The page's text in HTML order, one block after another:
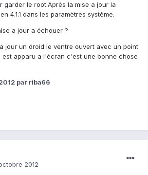
garder le root.Après la mise a jour la
4.1.1 dans les paramètres système.
a jour a échouer ?
jour un droid le ventre ouvert avec un point
est apparu a l'écran c'est une bonne chose
par riba66
2012